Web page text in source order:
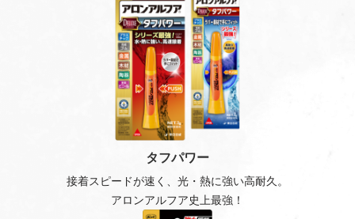
タフパワー
接着スピードが速く、光・熱に強い高耐久。
アロンアルフア史上最強！